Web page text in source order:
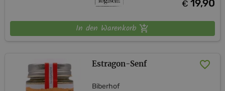
€ 19,90
In den Warenkorb
Estragon-Senf
Biberhof